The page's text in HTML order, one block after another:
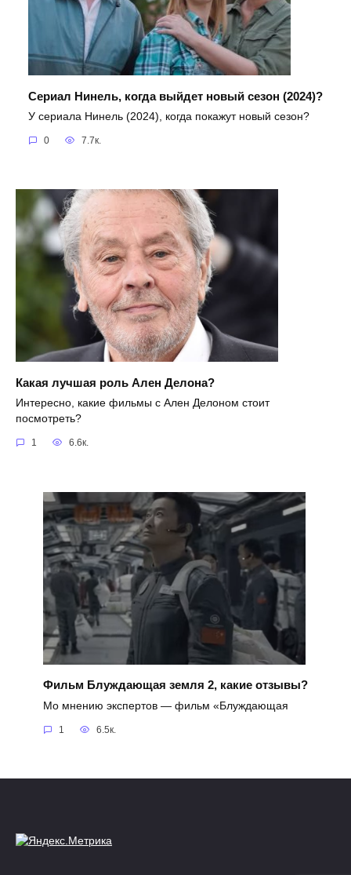
Сериал Нинель, когда выйдет новый сезон (2024)?
У сериала Нинель (2024), когда покажут новый сезон?
0 7.7к.
Какая лучшая роль Ален Делона?
Интересно, какие фильмы с Ален Делоном стоит
посмотреть?
1 6.6к.
Фильм Блуждающая земля 2, какие отзывы?
Мо мнению экспертов — фильм «Блуждающая
1 6.5к.